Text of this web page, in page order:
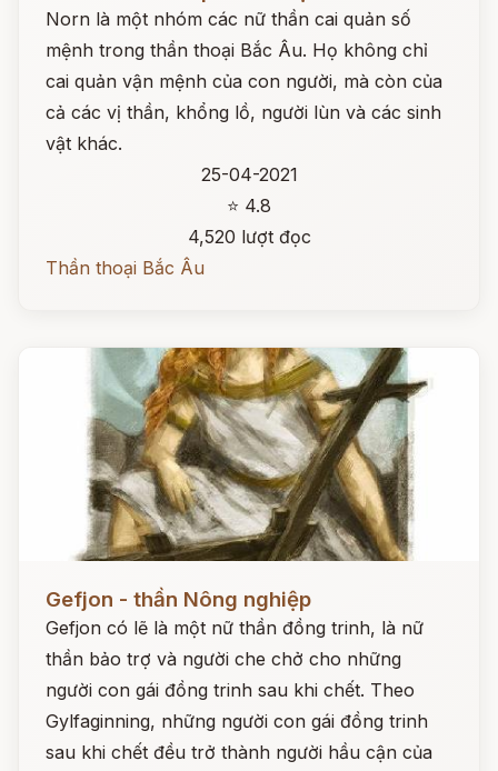
Norn là một nhóm các nữ thần cai quản số
mệnh trong thần thoại Bắc Âu. Họ không chỉ
cai quản vận mệnh của con người, mà còn của
cả các vị thần, khổng lồ, người lùn và các sinh
vật khác.
25-04-2021
⭐ 4.8
4,520 lượt đọc
Thần thoại Bắc Âu
Gefjon - thần Nông nghiệp
Gefjon có lẽ là một nữ thần đồng trinh, là nữ
thần bảo trợ và người che chở cho những
người con gái đồng trinh sau khi chết. Theo
Gylfaginning, những người con gái đồng trinh
sau khi chết đều trở thành người hầu cận của